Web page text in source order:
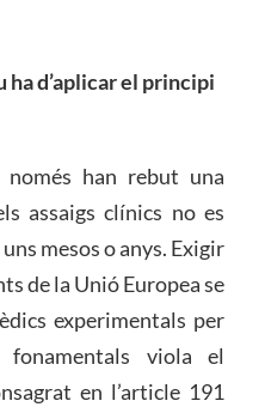
ha d’aplicar el principi
només han rebut una
assaigs clínics no es
mesos o anys. Exigir
de la Unió Europea se
experimentals per
viola el
en l’article 191